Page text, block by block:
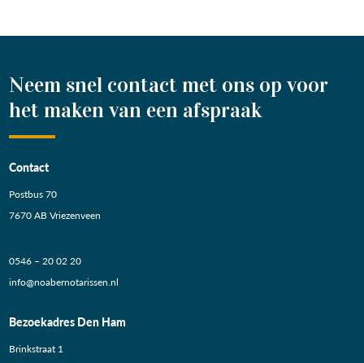
Neem snel contact met ons op voor
het maken van een afspraak
Contact
Postbus 70
7670 AB Vriezenveen
0546 – 20 02 20
info@noabernotarissen.nl
Bezoekadres Den Ham
Brinkstraat 1